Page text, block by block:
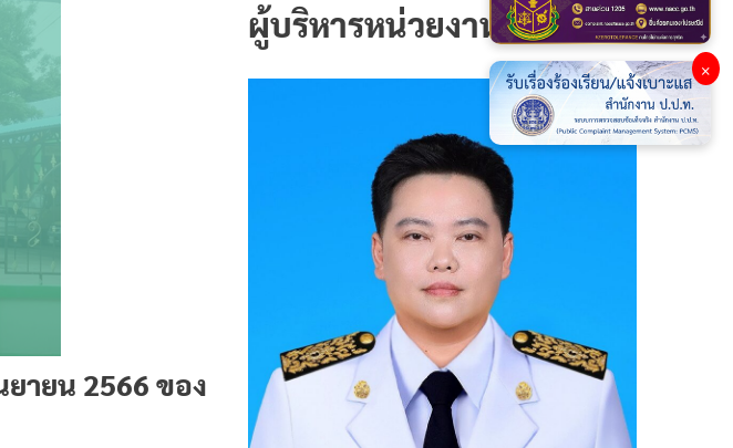
ายน 2566 ของ
ผู้บริหารหน่วยงาน
×